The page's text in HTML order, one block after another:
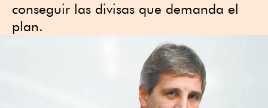
conseguir las divisas que demanda el
plan.